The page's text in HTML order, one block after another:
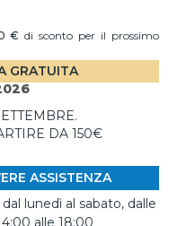
€ di sconto per il prossimo
GRATUITA
DA 150€
ASSISTENZA
dal lunedì al sabato, dalle
alle 18:00